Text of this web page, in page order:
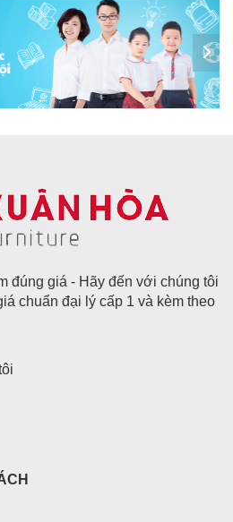
đúng giá - Hãy đến với chúng tôi
chuẩn đại lý cấp 1 và kèm theo